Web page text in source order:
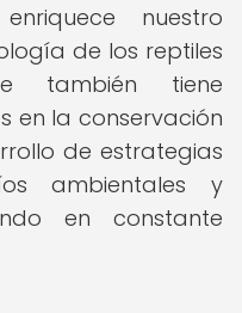
nuestro
de los reptiles
también tiene
en la conservación
de estrategias
ambientales y
en constante